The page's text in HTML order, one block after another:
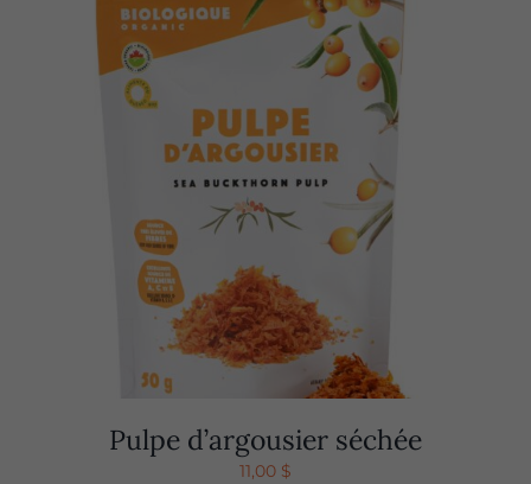
Pulpe d’argousier séchée
11,00 $